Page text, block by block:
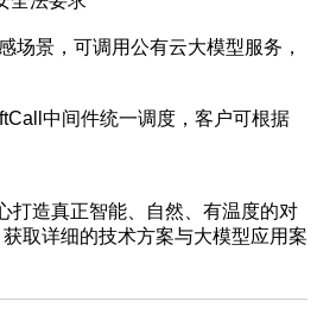
场景，可调用公有云大模型服务，
中间件统一调度，客户可根据
造真正智能、自然、有温度的对
取详细的技术方案与大模型应用案